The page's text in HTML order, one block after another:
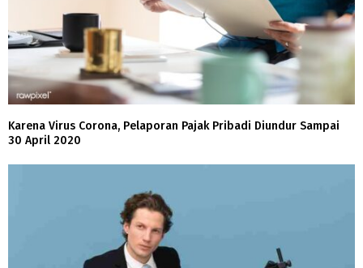
Karena Virus Corona, Pelaporan Pajak Pribadi Diundur Sampai
30 April 2020